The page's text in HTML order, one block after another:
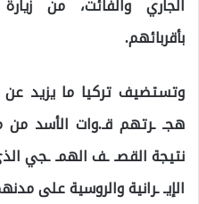
الجاري والفائت، من
بأقربائهم.
هجـ ـرتهم قـ.وات الأسد من
نتيجة القصـ ـف الهمـ ـجي
الإيـ ـرانية والروسية على